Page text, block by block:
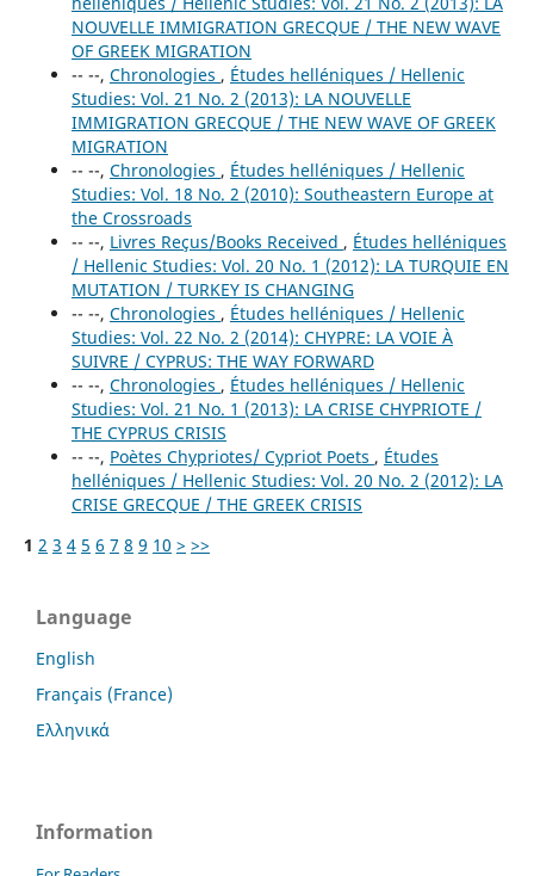
NOUVELLE IMMIGRATION GRECQUE / THE NEW WAVE
OF GREEK MIGRATION
-- --, Chronologies , Études helléniques / Hellenic
Studies: Vol. 21 No. 2 (2013): LA NOUVELLE
IMMIGRATION GRECQUE / THE NEW WAVE OF GREEK
MIGRATION
-- --, Chronologies , Études helléniques / Hellenic
Studies: Vol. 18 No. 2 (2010): Southeastern Europe at
the Crossroads
-- --, Livres Reçus/Books Received , Études helléniques
/ Hellenic Studies: Vol. 20 No. 1 (2012): LA TURQUIE EN
MUTATION / TURKEY IS CHANGING
-- --, Chronologies , Études helléniques / Hellenic
Studies: Vol. 22 No. 2 (2014): CHYPRE: LA VOIE À
SUIVRE / CYPRUS: THE WAY FORWARD
-- --, Chronologies , Études helléniques / Hellenic
Studies: Vol. 21 No. 1 (2013): LA CRISE CHYPRIOTE /
THE CYPRUS CRISIS
-- --, Poètes Chypriotes/ Cypriot Poets , Études
helléniques / Hellenic Studies: Vol. 20 No. 2 (2012): LA
CRISE GRECQUE / THE GREEK CRISIS
1 2 3 4 5 6 7 8 9 10 > >>
Language
English
Français (France)
Ελληνικά
Information